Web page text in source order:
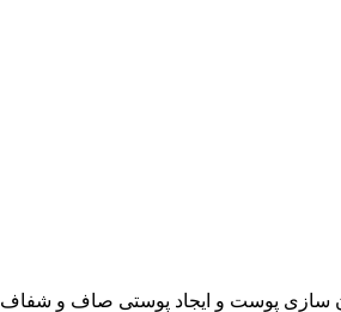
جوان سازی پوست و ایجاد پوستی صاف و شفاف